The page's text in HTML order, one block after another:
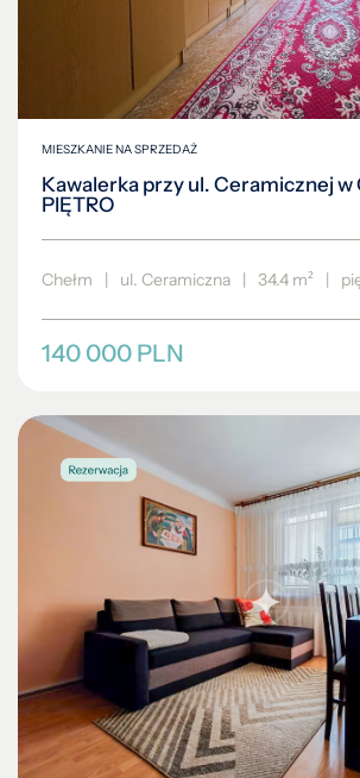
MIESZKANIE NA SPRZEDAŻ
Kawalerka przy ul. Ceramicznej w
PIĘTRO
Chełm | ul. Ceramiczna | 34.4 m² |
140 000 PLN